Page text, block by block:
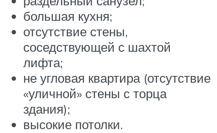
большая кухня;
отсутствие стены,
соседствующей с шахтой
лифта;
не угловая квартира (отсутствие
«уличной» стены с торца
здания);
высокие потолки.